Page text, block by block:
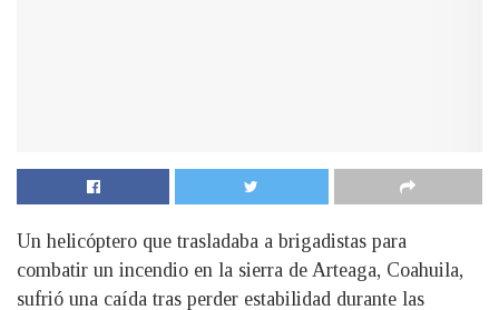
Un helicóptero que trasladaba a brigadistas para
combatir un incendio en la sierra de Arteaga, Coahuila,
sufrió una caída tras perder estabilidad durante las